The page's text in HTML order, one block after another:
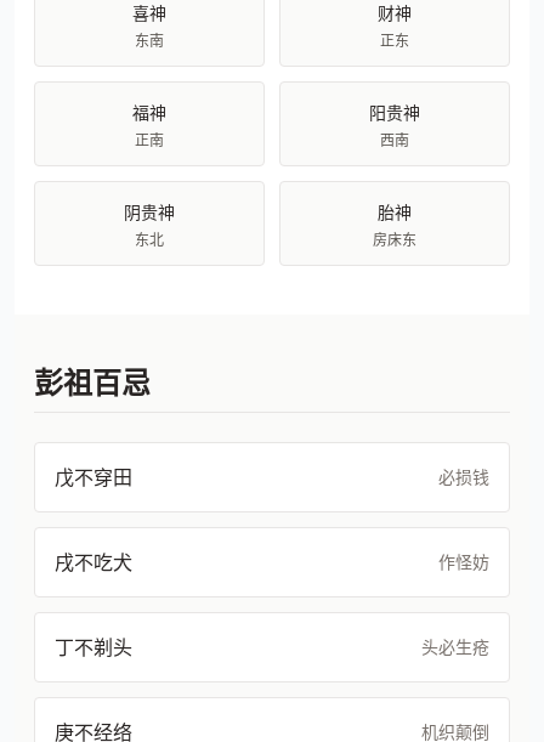
喜神
东南
财神
正东
福神
正南
阳贵神
西南
阴贵神
东北
胎神
房床东
彭祖百忌
戊不穿田 必损钱
戌不吃犬 作怪妨
丁不剃头 头必生疮
庚不经络 机织颠倒